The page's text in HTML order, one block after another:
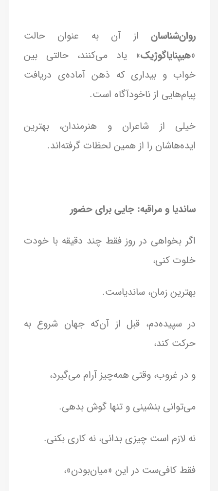
روان‌شناسان از آن به عنوان حالت
«هیپنایاگوژیک» یاد می‌کنند، حالتی بین
خواب و بیداری که ذهن آماده‌ی دریافت
پیام‌هایی از ناخودآگاه است.
خیلی از شاعران و هنرمندان، بهترین
ایده‌هاشان را از همین لحظات گرفته‌اند.
ساندیا و مراقبه: جایی برای حضور
اگر بخواهی در روز فقط چند دقیقه با خودت
خلوت کنی،
بهترین زمان، ساندیاست.
در سپیده‌دم، قبل از آن‌که جهان شروع به
حرکت کند،
و در غروب، وقتی همه‌چیز آرام می‌گیرد،
می‌توانی بنشینی و تنها گوش بدهی.
نه لازم است چیزی بدانی، نه کاری بکنی.
فقط کافی‌ست در این «میان‌بودن»،